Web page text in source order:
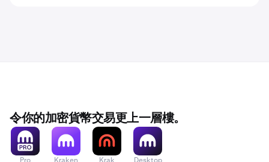
令你的加密貨幣交易更上一層樓。